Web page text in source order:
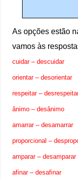
As opções estão
vamos às
cuidar – descuidar
orientar – desorientar
respeitar –
ânimo – desânimo
amarrar – desamarrar
proporcional –
amparar – desamparar
afinar – desafinar